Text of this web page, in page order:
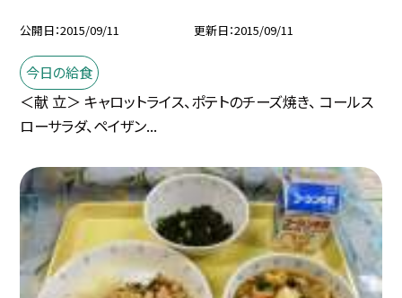
公開日 2015/09/11 更新日 2015/09/11
今日の給食
＜献 立＞ キャロットライス、ポテトのチーズ焼き、 コールス
ローサラダ、ペイザン...